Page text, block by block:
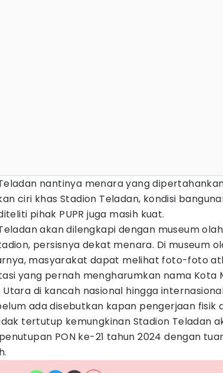
nantinya menara yang
ciri khas Stadion Teladan, kondisi
pihak PUPR juga masih kuat.
akan dilengkapi dengan museum
persisnya dekat menara. Di museum
masyarakat dapat melihat foto-foto
yang pernah mengharumkan nama Kota
di kancah nasional hingga
ada disebutkan kapan pengerjaan fisik
tertutup kemungkinan Stadion Teladan
PON ke-21 tahun 2024 dengan